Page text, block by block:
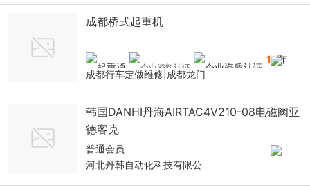
成都桥式起重机
10年
成都行车定做维修|成都龙门
韩国DANHI丹海AIRTAC4V210-08电磁阀亚
德客克
普通会员
河北丹韩自动化科技有限公